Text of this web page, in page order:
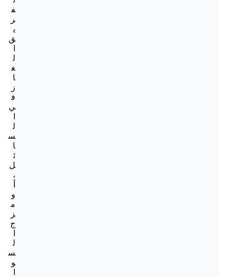
ف
ر
ي
ق
ل
غ
ا
ز
ف
ي
ل
س
ا
ئ
ل
،
و
م
ز
ج
ل
س
و